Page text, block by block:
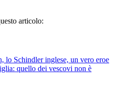
articolo:
lo Schindler inglese, un vero eroe
quello dei vescovi non è